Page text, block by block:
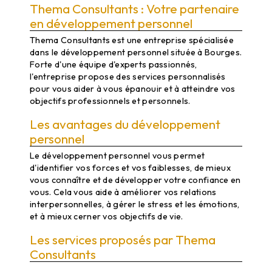
Thema Consultants : Votre partenaire
en développement personnel
Thema Consultants est une entreprise spécialisée
dans le développement personnel située à Bourges.
Forte d'une équipe d'experts passionnés,
l'entreprise propose des services personnalisés
pour vous aider à vous épanouir et à atteindre vos
objectifs professionnels et personnels.
Les avantages du développement
personnel
Le développement personnel vous permet
d'identifier vos forces et vos faiblesses, de mieux
vous connaître et de développer votre confiance en
vous. Cela vous aide à améliorer vos relations
interpersonnelles, à gérer le stress et les émotions,
et à mieux cerner vos objectifs de vie.
Les services proposés par Thema
Consultants